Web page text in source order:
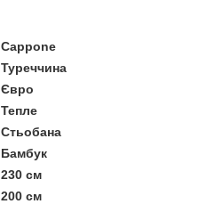
Cappone
Туреччина
Євро
Тепле
Стьобана
Бамбук
230 см
200 см